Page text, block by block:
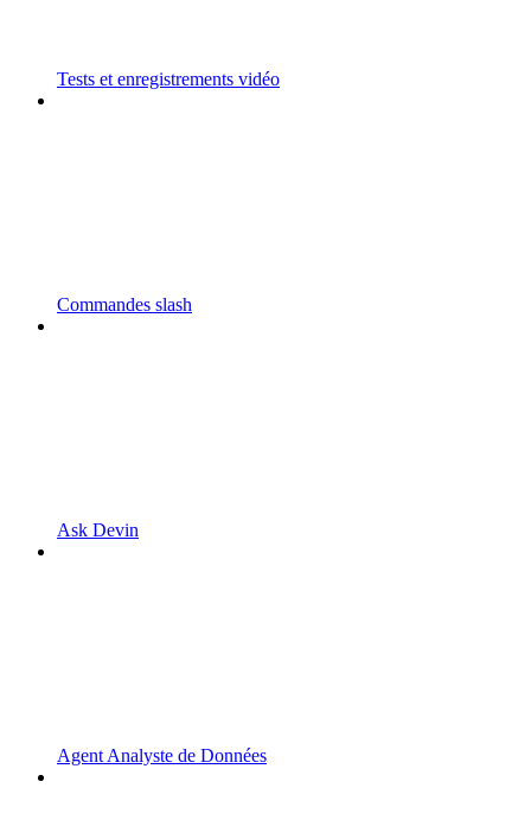
Tests et enregistrements vidéo
Commandes slash
Ask Devin
Agent Analyste de Données